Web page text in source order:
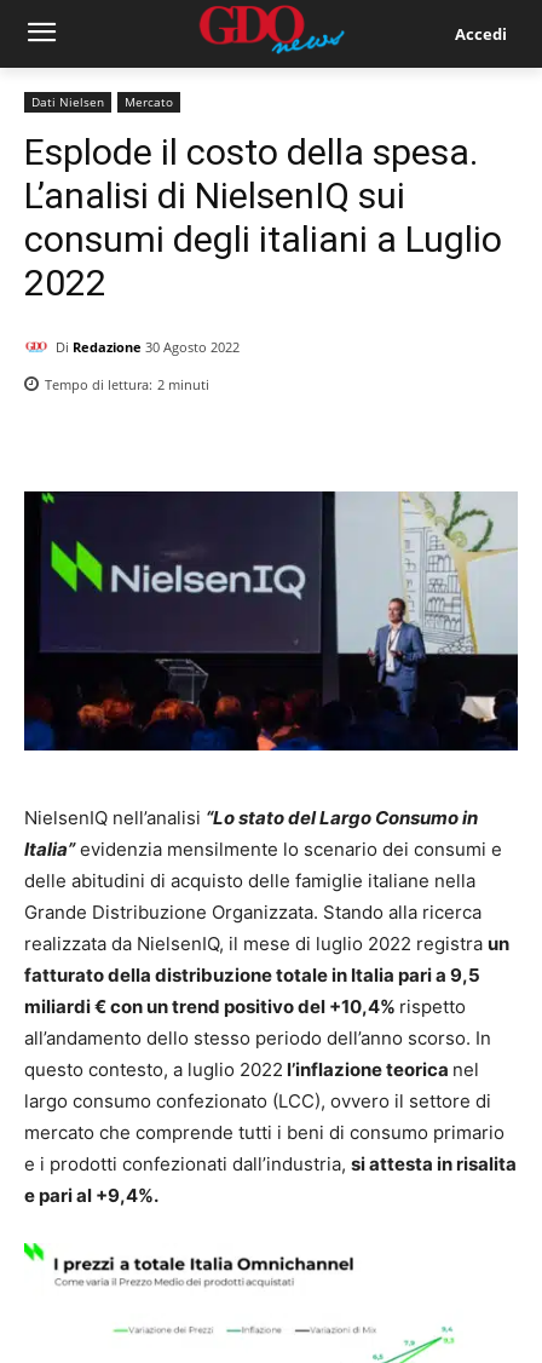
Accedi
Dati Nielsen Mercato
Esplode il costo della spesa.
L’analisi di NielsenIQ sui
consumi degli italiani a Luglio
2022
Di Redazione 30 Agosto 2022
Tempo di lettura: 2 minuti
NielsenIQ nell’analisi “Lo stato del Largo Consumo in
Italia”evidenzia mensilmente lo scenario dei consumi e
delle abitudini di acquisto delle famiglie italiane nella
Grande Distribuzione Organizzata. Stando alla ricerca
realizzata da NielsenIQ, il mese di luglio 2022 registra un
fatturato della distribuzione totale in Italia pari a 9,5
miliardi € con un trend positivo del +10,4% rispetto
all’andamento dello stesso periodo dell’anno scorso. In
questo contesto, a luglio 2022 l’inflazione teorica nel
largo consumo confezionato (LCC), ovvero il settore di
mercato che comprende tutti i beni di consumo primario
e i prodotti confezionati dall’industria, si attesta in risalita
e pari al +9,4%.